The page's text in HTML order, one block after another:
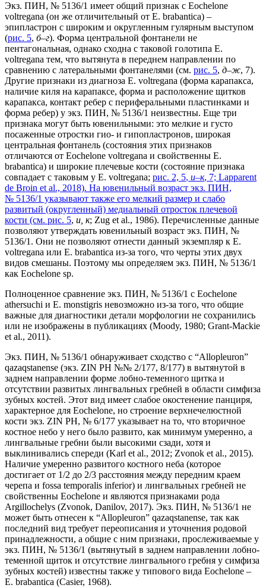
Экз. ПИН, № 5136/1 имеет общий признак с Eochelone
voltregana (он же отличительный от E. brabantica) –
эпипластрон с широким и округленным гулярным выступом
(рис. 5, б–г). Форма центральной фонтанели не
пентагональная, однако сходна с таковой голотипа E.
voltregana тем, что вытянута в переднем направлении по
сравнению с латеральными фонтанелями (см. рис. 5, д–ж, 7).
Другие признаки из диагноза E. voltregana (форма карапакса,
наличие киля на карапаксе, форма и расположение щитков
карапакса, контакт ребер с периферальными пластинками и
форма ребер) у экз. ПИН, № 5136/1 неизвестны. Еще три
признака могут быть ювенильными: это мелкие и густо
посаженные отростки гио- и гипопластронов, широкая
центральная фонтанель (состояния этих признаков
отличаются от Eochelone voltregana и свойственны E.
brabantica) и широкие плечевые кости (состояние признака
совпадает с таковым у E. voltregana; рис. 2, 5, и–к, 7; Lapparent
de Broin et al., 2018). На ювенильный возраст экз. ПИН,
№ 5136/1 указывают также его мелкий размер и слабо
развитый (округленный) медиальный отросток плечевой
кости (см. рис. 5, и, к; Zug et al., 1986). Перечисленные данные
позволяют утверждать ювенильный возраст экз. ПИН, №
5136/1. Они не позволяют отнести данный экземпляр к E.
voltregana или E. brabantica из-за того, что черты этих двух
видов смешаны. Поэтому мы определяем экз. ПИН, № 5136/1
как Eochelone sp.
Полноценное сравнение экз. ПИН, № 5136/1 с Eochelone
athersuchi и E. monstigris невозможно из-за того, что общие
важные для диагностики детали морфологии не сохранились
или не изображены в публикациях (Moody, 1980; Grant-Mackie
et al., 2011).
Экз. ПИН, № 5136/1 обнаруживает сходство с “Allopleuron”
qazaqstanense (экз. ZIN PH №№ 2/177, 8/177) в вытянутой в
заднем направлении форме лобно-теменного щитка и
отсутствии развитых лингвальных гребней в области симфиза
зубных костей. Этот вид имеет слабое окостенение панциря,
характерное для Eochelone, но строение верхнечелюстной
кости экз. ZIN PH, № 6/177 указывает на то, что вторичное
костное небо у него было развито, как минимум умеренно, а
лингвальные гребни были высокими сзади, хотя и
выклинивались спереди (Karl et al., 2012; Zvonok et al., 2015).
Наличие умеренно развитого костного неба (которое
достигает от 1/2 до 2/3 расстояния между передним краем
черепа и fossa temporalis inferior) и лингвальных гребней не
свойственны Eochelone и являются признаками рода
Argillochelys (Zvonok, Danilov, 2017). Экз. ПИН, № 5136/1 не
может быть отнесен к “Allopleuron” qazaqstanense, так как
последний вид требует переописания и уточнения родовой
принадлежности, а общие с ним признаки, прослеживаемые у
экз. ПИН, № 5136/1 (вытянутый в заднем направлении лобно-
теменной щиток и отсутствие лингвального гребня у симфиза
зубных костей) известны также у типового вида Eochelone –
E. brabantica (Casier, 1968).